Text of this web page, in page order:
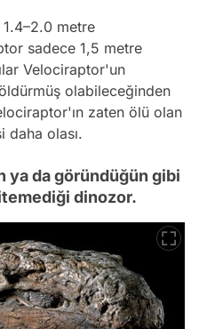
metre
sadece 1,5 metre
Velociraptor'un
olabileceğinden
zaten ölü olan
daha olası.
ya da göründüğün gibi
dinozor.